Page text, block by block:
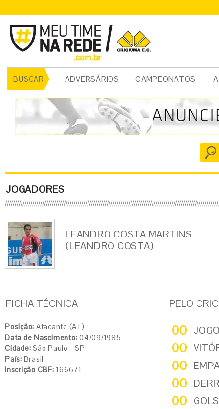
BUSCAR ADVERSÁRIOS CAMPEONATOS
JOGADORES
LEANDRO COSTA MARTINS
(LEANDRO COSTA)
FICHA TÉCNICA
Posição: Atacante (AT)
Data de Nascimento: 04/09/1985
Cidade: São Paulo - SP
País: Brasil
Inscrição CBF: 166671
PELO
00
00
00
00
00